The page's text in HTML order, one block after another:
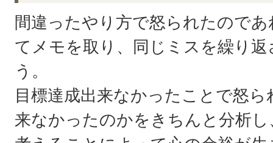
間違ったやり方で怒られたので
てメモを取り、同じミスを繰り
う。
目標達成出来なかったことで怒
来なかったのかをきちんと分析